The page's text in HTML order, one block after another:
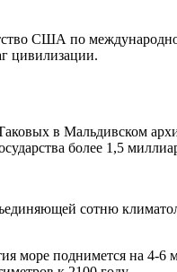
США по
цивилизации.
в Мальдивском
более 1,5
сотню
море поднимется на